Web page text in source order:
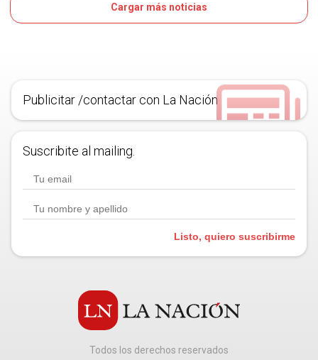
Cargar más noticias
Publicitar /contactar con La Nación
Suscribite al mailing.
Listo, quiero suscribirme
Todos los derechos reservados